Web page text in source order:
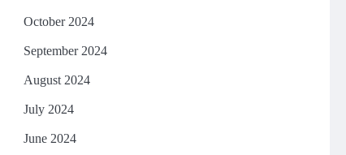
October 2024
September 2024
August 2024
July 2024
June 2024